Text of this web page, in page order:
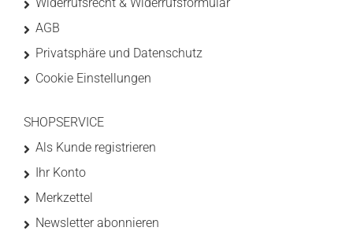
AGB
Privatsphäre und Datenschutz
Cookie Einstellungen
SHOPSERVICE
Als Kunde registrieren
Ihr Konto
Merkzettel
Newsletter abonnieren